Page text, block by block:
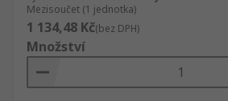
Mezisoučet (1 jednotka)
1 134,48 Kč(bez DPH)
Množství